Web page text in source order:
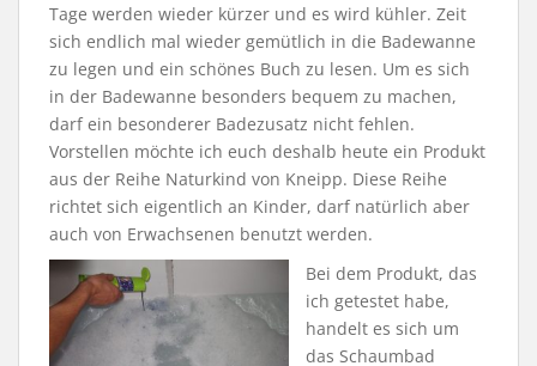
Tage werden wieder kürzer und es wird kühler. Zeit
sich endlich mal wieder gemütlich in die Badewanne
zu legen und ein schönes Buch zu lesen. Um es sich
in der Badewanne besonders bequem zu machen,
darf ein besonderer Badezusatz nicht fehlen.
Vorstellen möchte ich euch deshalb heute ein Produkt
aus der Reihe Naturkind von Kneipp. Diese Reihe
richtet sich eigentlich an Kinder, darf natürlich aber
auch von Erwachsenen benutzt werden.
Bei dem Produkt, das
ich getestet habe,
handelt es sich um
das Schaumbad